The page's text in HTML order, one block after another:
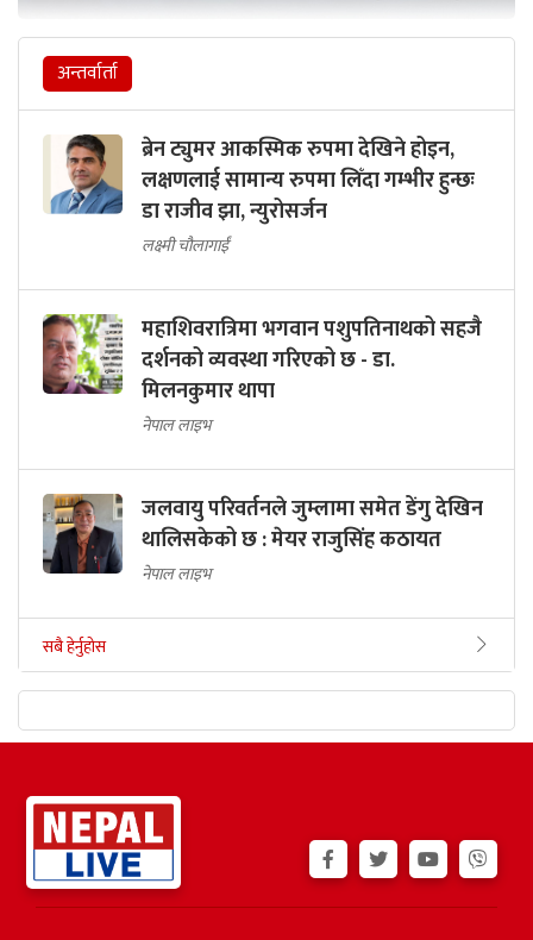
अन्तर्वार्ता
ब्रेन ट्युमर आकस्मिक रुपमा देखिने होइन,
लक्षणलाई सामान्य रुपमा लिँदा गम्भीर हुन्छः
डा राजीव झा, न्युरोसर्जन
लक्ष्मी चौलागाईं
महाशिवरात्रिमा भगवान पशुपतिनाथको सहजै
दर्शनको व्यवस्था गरिएको छ - डा.
मिलनकुमार थापा
नेपाल लाइभ
जलवायु परिवर्तनले जुम्लामा समेत डेंगु देखिन
थालिसकेको छ : मेयर राजुसिंह कठायत
नेपाल लाइभ
सबै हेर्नुहोस